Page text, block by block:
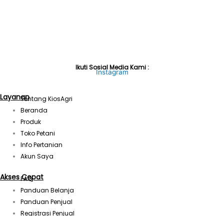
Ikuti Sosial Media Kami :
Instagram
LayananTentang KiosAgri
Beranda
Produk
Toko Petani
Info Pertanian
Akun Saya
Akses Cepat
FAQ
Panduan Belanja
Panduan Penjual
Registrasi Penjual